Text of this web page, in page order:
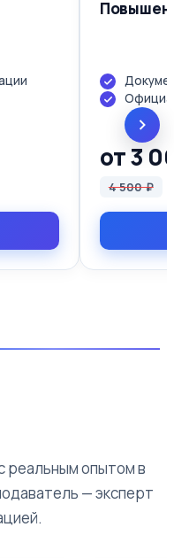
от 3
4 500 ₽
реальным опытом в
— эксперт